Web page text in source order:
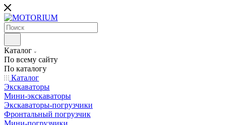
Каталог
По всему сайту
По каталогу
Каталог
Экскаваторы
Мини-экскаваторы
Экскаваторы-погрузчики
Фронтальный погрузчик
Мини-погрузчики